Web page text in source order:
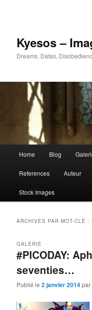
Kyesos –
Dreams, Datas,
principal
Home Blog
References Auteur
Stock Images
ARCHIVES PAR MOT-CLÉ :
#PICODAY:
seventies…
GALERIE
Publié le2 janvier 2014par